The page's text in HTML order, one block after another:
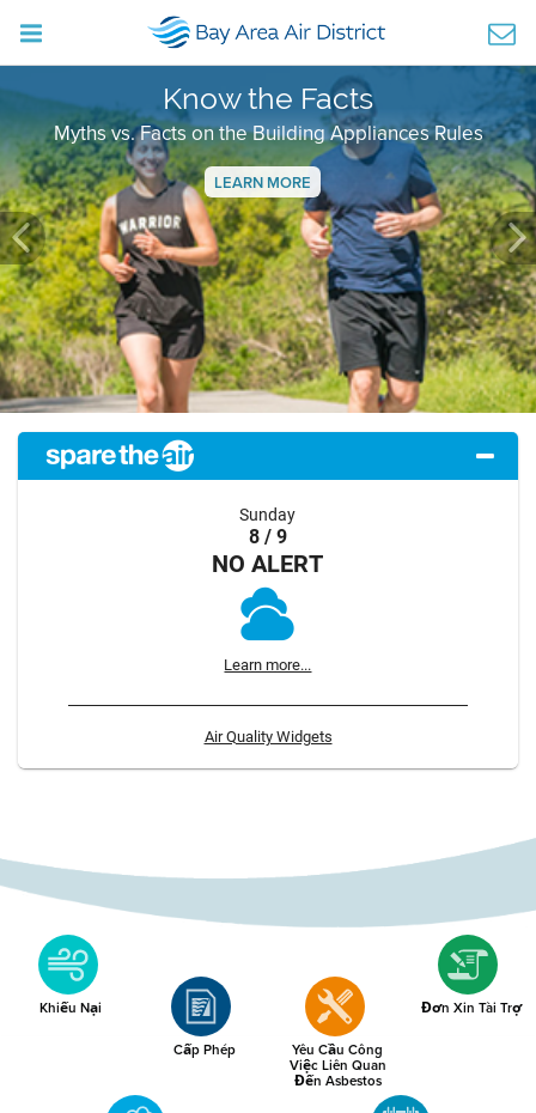
Know the Facts
Myths vs. Facts on the Building Appliances Rules
LEARN MORE
Previous
Sunday
8 / 9
NO ALERT
Learn more...
Air Quality Widgets
Khiếu Nại
Cấp Phép Yêu Cầu Công
Việc Liên Quan
Đến Asbestos
Đơn Xin Tài Trợ